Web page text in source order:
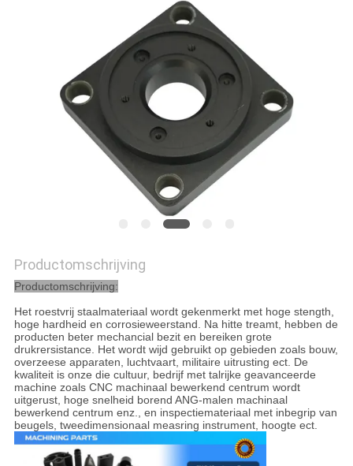
Productomschrijving
Productomschrijving:
Het roestvrij staalmateriaal wordt gekenmerkt met hoge stength,
hoge hardheid en corrosieweerstand. Na hitte treamt, hebben de
producten beter mechancial bezit en bereiken grote
drukrersistance. Het wordt wijd gebruikt op gebieden zoals bouw,
overzeese apparaten, luchtvaart, militaire uitrusting ect. De
kwaliteit is onze die cultuur, bedrijf met talrijke geavanceerde
machine zoals CNC machinaal bewerkend centrum wordt
uitgerust, hoge snelheid borend ANG-malen machinaal
bewerkend centrum enz., en inspectiemateriaal met inbegrip van
beugels, tweedimensionaal measring instrument, hoogte ect.